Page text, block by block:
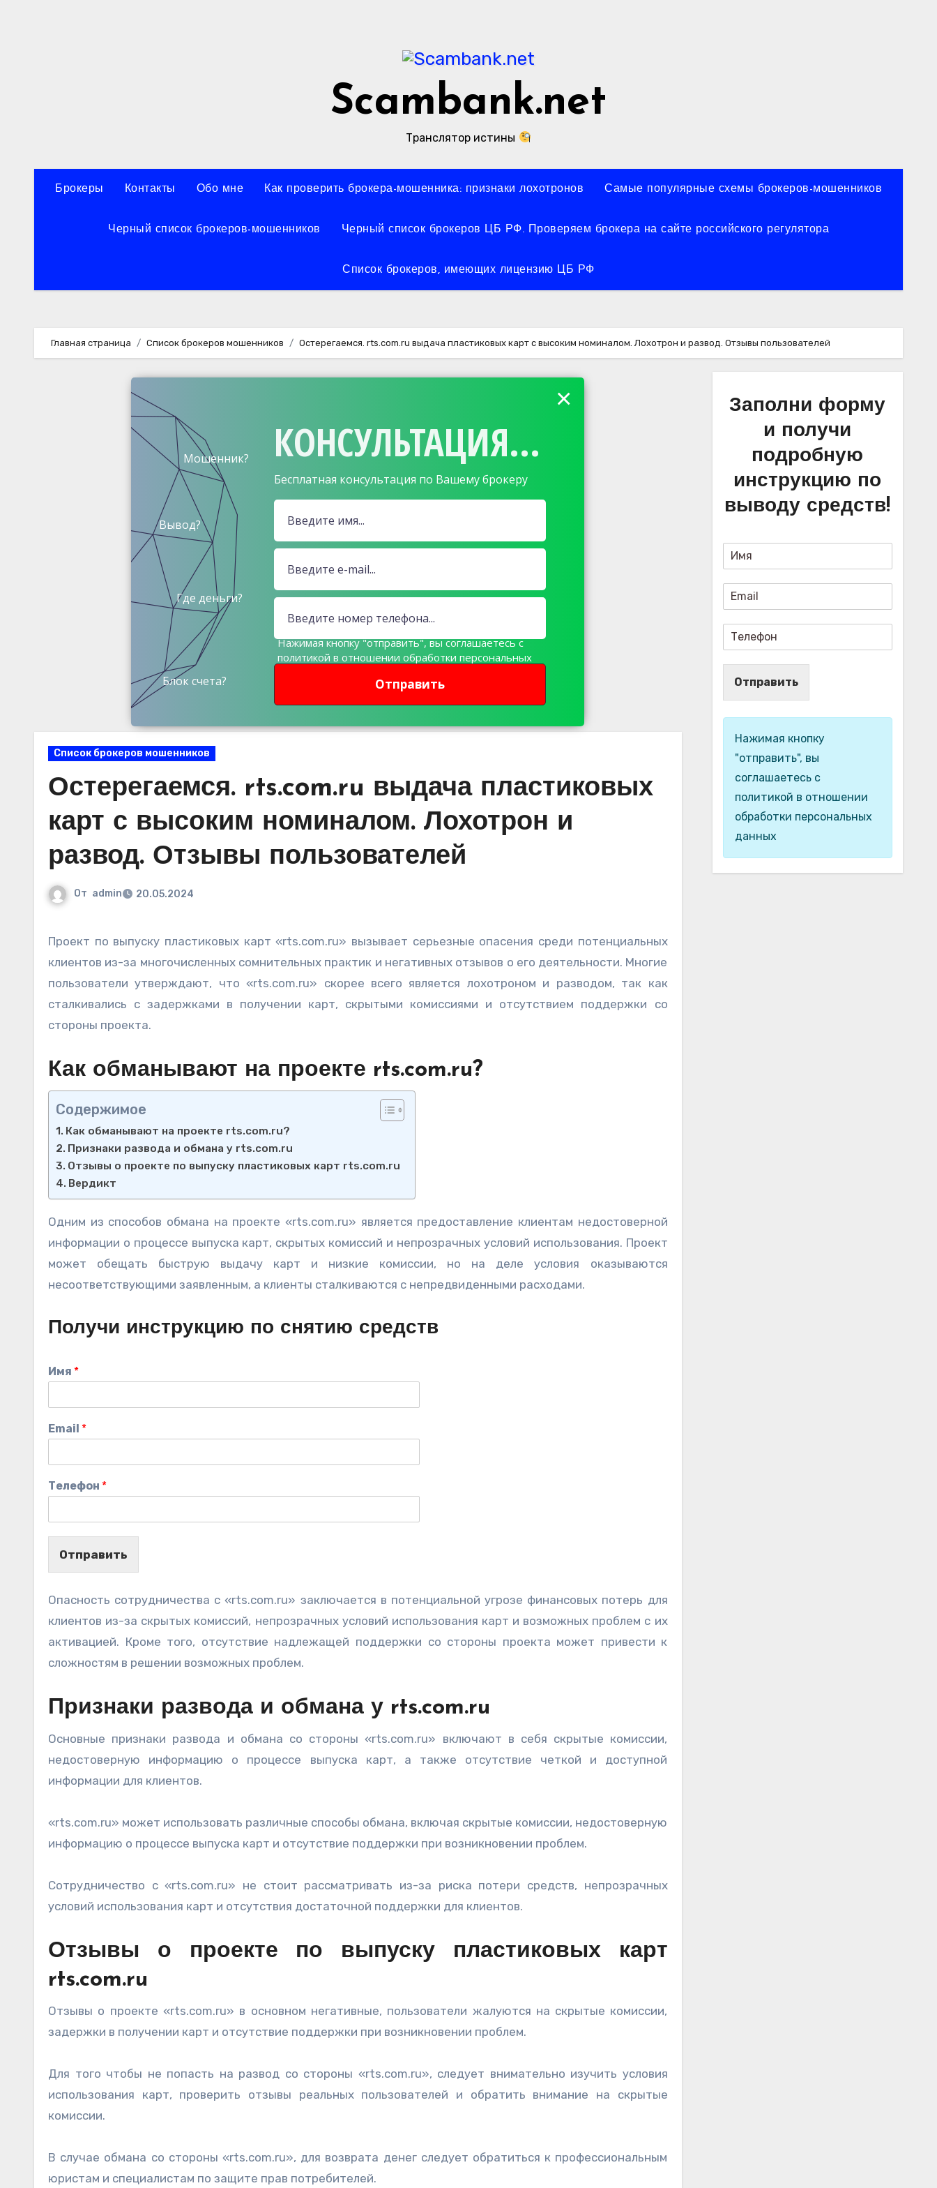
Scambank.net
Транслятор истины
Брокеры Контакты Обо мне Как проверить брокера-мошенника: признаки лохотронов Самые популярные схемы брокеров-мошенников
Черный список брокеров-мошенников Черный список брокеров ЦБ РФ. Проверяем брокера на сайте российского регулятора
Список брокеров, имеющих лицензию ЦБ РФ
Главная страница Список брокеров мошенников Остерегаемся. rts.com.ru выдача пластиковых карт с высоким номиналом. Лохотрон и развод. Отзывы пользователей
КОНСУЛЬТАЦИЯ...
Бесплатная консультация по Вашему брокеру
Мошенник?
Вывод?
Где деньги?
Блок счета? Отправить
×
Нажимая кнопку "отправить", вы соглашаетесь с
политикой в отношении обработки персональных
Список брокеров мошенников
Остерегаемся. rts.com.ru выдача пластиковых
карт с высоким номиналом. Лохотрон и
развод. Отзывы пользователей
От admin 20.05.2024
Проект по выпуску пластиковых карт «rts.com.ru» вызывает серьезные опасения среди потенциальных
клиентов из-за многочисленных сомнительных практик и негативных отзывов о его деятельности. Многие
пользователи утверждают, что «rts.com.ru» скорее всего является лохотроном и разводом, так как
сталкивались с задержками в получении карт, скрытыми комиссиями и отсутствием поддержки со
стороны проекта.
Как обманывают на проекте rts.com.ru?
Содержимое
Как обманывают на проекте rts.com.ru?
Признаки развода и обмана у rts.com.ru
Отзывы о проекте по выпуску пластиковых карт rts.com.ru
Вердикт
Одним из способов обмана на проекте «rts.com.ru» является предоставление клиентам недостоверной
информации о процессе выпуска карт, скрытых комиссий и непрозрачных условий использования. Проект
может обещать быструю выдачу карт и низкие комиссии, но на деле условия оказываются
несоответствующими заявленным, а клиенты сталкиваются с непредвиденными расходами.
Получи инструкцию по снятию средств
Имя *
Email *
Телефон *
Отправить
Опасность сотрудничества с «rts.com.ru» заключается в потенциальной угрозе финансовых потерь для
клиентов из-за скрытых комиссий, непрозрачных условий использования карт и возможных проблем с их
активацией. Кроме того, отсутствие надлежащей поддержки со стороны проекта может привести к
сложностям в решении возможных проблем.
Признаки развода и обмана у rts.com.ru
Основные признаки развода и обмана со стороны «rts.com.ru» включают в себя скрытые комиссии,
недостоверную информацию о процессе выпуска карт, а также отсутствие четкой и доступной
информации для клиентов.
«rts.com.ru» может использовать различные способы обмана, включая скрытые комиссии, недостоверную
информацию о процессе выпуска карт и отсутствие поддержки при возникновении проблем.
Сотрудничество с «rts.com.ru» не стоит рассматривать из-за риска потери средств, непрозрачных
условий использования карт и отсутствия достаточной поддержки для клиентов.
Отзывы о проекте по выпуску пластиковых карт
rts.com.ru
Отзывы о проекте «rts.com.ru» в основном негативные, пользователи жалуются на скрытые комиссии,
задержки в получении карт и отсутствие поддержки при возникновении проблем.
Для того чтобы не попасть на развод со стороны «rts.com.ru», следует внимательно изучить условия
использования карт, проверить отзывы реальных пользователей и обратить внимание на скрытые
комиссии.
В случае обмана со стороны «rts.com.ru», для возврата денег следует обратиться к профессиональным
юристам и специалистам по защите прав потребителей.
Заполни форму
и получи
подробную
инструкцию по
выводу средств!
Отправить
Нажимая кнопку
"отправить", вы
соглашаетесь с
политикой в отношении
обработки персональных
данных